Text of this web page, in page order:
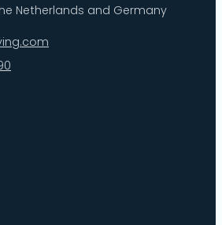
Netherlands and Germany